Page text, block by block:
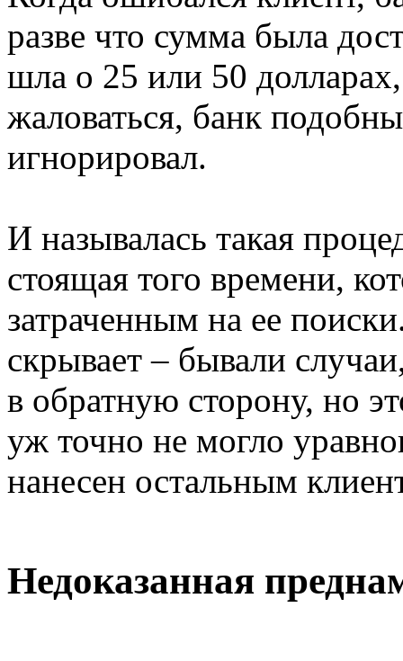
разве что сумма была
шла о 25 или 50
жаловаться, банк
игнорировал.
И называлась такая
стоящая того времени,
затраченным на ее
скрывает – бывали
в обратную сторону, но
уж точно не могло
нанесен остальным
Недоказанная